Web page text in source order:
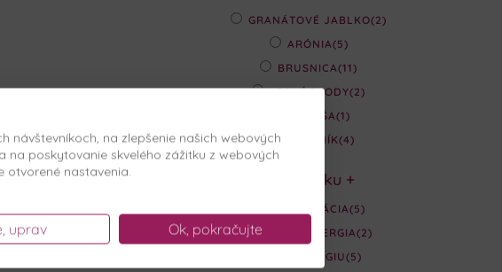
GRANÁTOVÉ JABLKO(2)
ARÓNIA(5)
BRUSNICA(11)
LESNÉ PLODY(2)
MORUŠA(1)
RAKYTNÍK(4)
Podľa účinku +
DETOXIKÁCIA(5)
JARNÁ ALERGIA(2)
NA ENERGIU(5)
návštevníkoch, na zlepšenie našich webových
poskytovanie skvelého zážitku z webových
otvorené nastavenia.
uprav Ok, pokračujte